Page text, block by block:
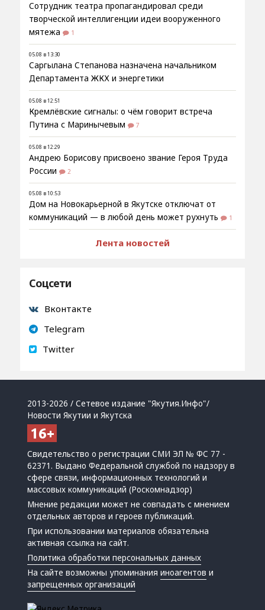
Сотрудник театра пропагандировал среди
творческой интеллигенции идеи вооруженного
мятежа
1
05.08 в 13:30
Саргылана Степанова назначена начальником
Департамента ЖКХ и энергетики
05.08 в 12:51
Кремлёвские сигналы: о чём говорит встреча
Путина с Маринычевым
7
05.08 в 12:29
Андрею Борисову присвоено звание Героя Труда
России
2
05.08 в 10:53
Дом на Новокарьерной в Якутске отключат от
коммуникаций — в любой день может рухнуть
1
Лента новостей
Соцсети
Вконтакте
Telegram
Twitter
2013-2026 / Сетевое издание "Якутия.Инфо"/
Новости Якутии и Якутска
Свидетельство о регистрации СМИ ЭЛ № ФС 77 -
62371. Выдано Федеральной службой по надзору в
сфере связи, информационных технологий и
массовых коммуникаций (Роскомнадзор)
Мнение редакции может не совпадать с мнением
отдельных авторов и героев публикаций.
При использовании материалов обязательна
активная ссылка на сайт.
Политика обработки персональных данных
На сайте возможны упоминанияиноагентов и
запрещенных организаций